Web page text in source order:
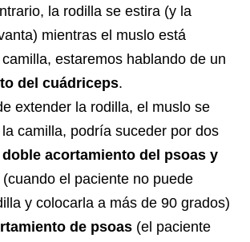
la rodilla se estira (y la
mientras el muslo está
estaremos hablando de un
del cuádriceps.
extender la rodilla, el muslo se
camilla, podría suceder por dos
doble acortamiento del psoas y
(cuando el paciente no puede
y colocarla a más de 90 grados)
de psoas (el paciente